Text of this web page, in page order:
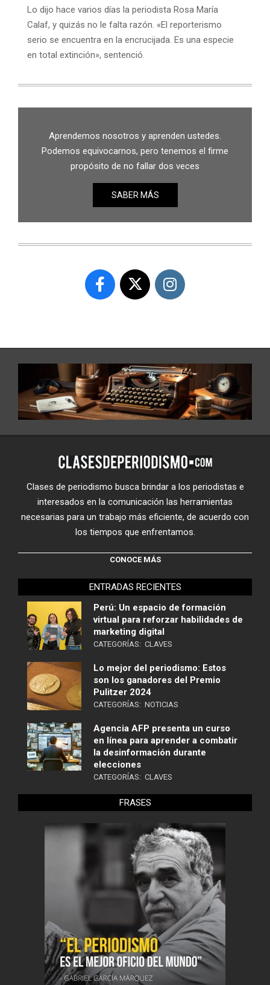
Lo dijo hace varios días la periodista Rosa María
Calaf, y quizás no le falta razón. «El reporterismo
serio se encuentra en la encrucijada. Es una especie
en total extinción», sentenció.
Aprendemos nosotros y aprenden ustedes.
Podemos equivocarnos, pero tenemos el firme
propósito de no fallar dos veces
SABER MÁS
Clases de periodismo busca brindar a los periodistas e
interesados en la comunicación las herramientas
necesarias para un trabajo más eficiente, de acuerdo con
los tiempos que enfrentamos.
CONOCE MÁS
ENTRADAS RECIENTES
Perú: Un espacio de formación
virtual para reforzar habilidades de
marketing digital
CATEGORÍAS: CLAVES
Lo mejor del periodismo: Estos
son los ganadores del Premio
Pulitzer 2024
CATEGORÍAS: NOTICIAS
Agencia AFP presenta un curso
en línea para aprender a combatir
la desinformación durante
elecciones
CATEGORÍAS: CLAVES
FRASES